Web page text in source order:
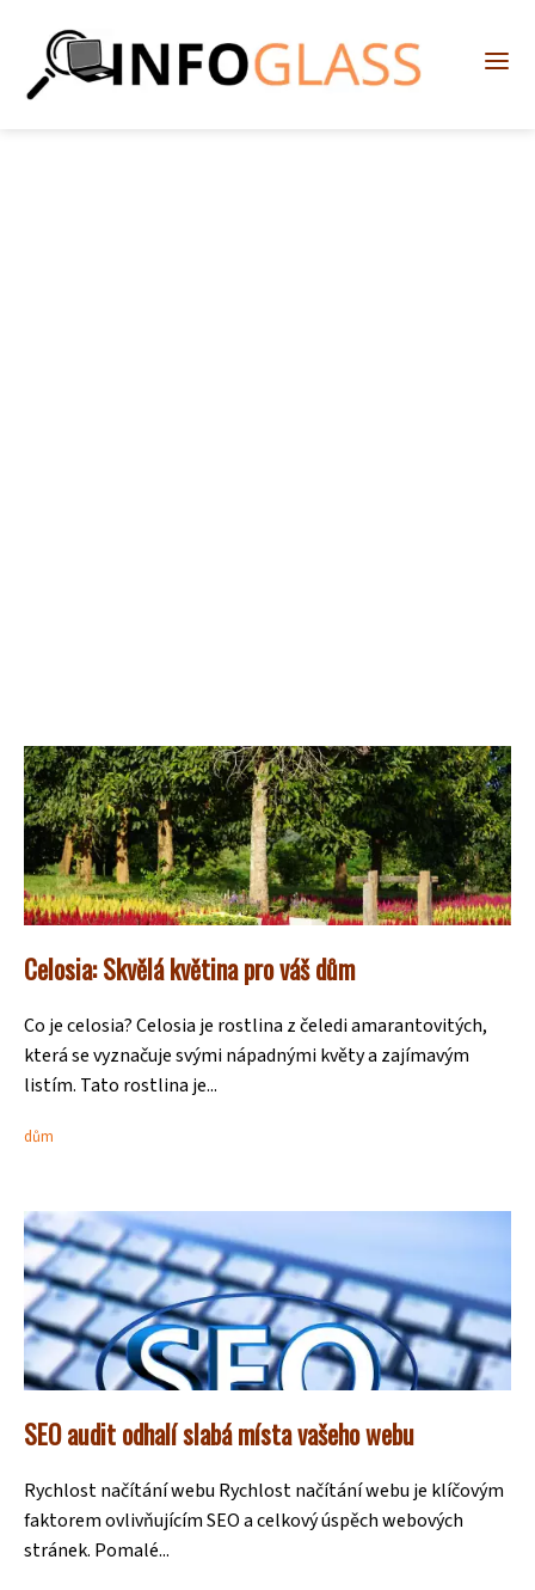
Celosia: Skvělá květina pro váš dům
Co je celosia? Celosia je rostlina z čeledi amarantovitých,
která se vyznačuje svými nápadnými květy a zajímavým
listím. Tato rostlina je...
dům
SEO audit odhalí slabá místa vašeho webu
Rychlost načítání webu Rychlost načítání webu je klíčovým
faktorem ovlivňujícím SEO a celkový úspěch webových
stránek. Pomalé...